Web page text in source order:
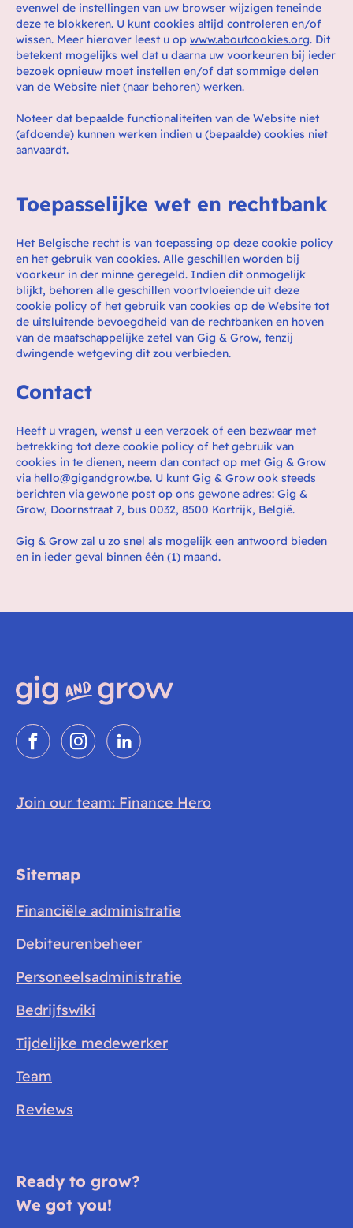
evenwel de instellingen van uw browser wijzigen teneinde
deze te blokkeren. U kunt cookies altijd controleren en/of
wissen. Meer hierover leest u op www.aboutcookies.org. Dit
betekent mogelijks wel dat u daarna uw voorkeuren bij ieder
bezoek opnieuw moet instellen en/of dat sommige delen
van de Website niet (naar behoren) werken.
Noteer dat bepaalde functionaliteiten van de Website niet
(afdoende) kunnen werken indien u (bepaalde) cookies niet
aanvaardt.
Toepasselijke wet en rechtbank
Het Belgische recht is van toepassing op deze cookie policy
en het gebruik van cookies. Alle geschillen worden bij
voorkeur in der minne geregeld. Indien dit onmogelijk
blijkt, behoren alle geschillen voortvloeiende uit deze
cookie policy of het gebruik van cookies op de Website tot
de uitsluitende bevoegdheid van de rechtbanken en hoven
van de maatschappelijke zetel van Gig & Grow, tenzij
dwingende wetgeving dit zou verbieden.
Contact
Heeft u vragen, wenst u een verzoek of een bezwaar met
betrekking tot deze cookie policy of het gebruik van
cookies in te dienen, neem dan contact op met Gig & Grow
via hello@gigandgrow.be. U kunt Gig & Grow ook steeds
berichten via gewone post op ons gewone adres: Gig &
Grow, Doornstraat 7, bus 0032, 8500 Kortrijk, België.
‍Gig & Grow zal u zo snel als mogelijk een antwoord bieden
en in ieder geval binnen één (1) maand.
Join our team: Finance Hero
Sitemap
Financiële administratie
Debiteurenbeheer
Personeelsadministratie
Bedrijfswiki
Tijdelijke medewerker
Team
Reviews
Ready to grow?
We got you!